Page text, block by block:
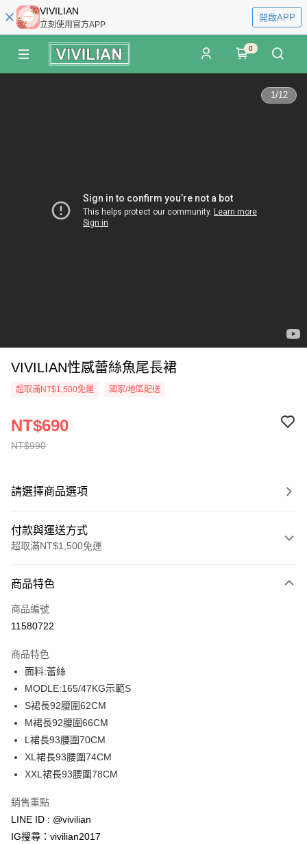
VIVILIAN
立刻使用官方APP
開啟APP
0
1/12
VIVILIAN性感蕾絲魚尾長裙
超取滿NT$1,500免運 國家/地區配送
NT$990
NT$690
請選擇商品選項
付款與運送方式
超取滿NT$1,500免運
信用卡一次付款
信用卡分期付款
合作金庫商業銀行
華南商業銀行
上海商業儲蓄銀行
國泰世華商業銀行
臺灣中小企業銀行
匯豐（台灣）商業銀行
聯邦商業銀行
元大商業銀行
玉山商業銀行
台灣樂天信用卡公司
超商取貨付款
LINE Pay
Apple Pay
街口支付
大哥付你分期
相關說明
商品特色
商品編號
11580722
商品特色
面料:蕾絲
MODLE:165/47KG示範S
S裙長92腰圍62CM
M裙長92腰圍66CM
L裙長93腰圍70CM
XL裙長93腰圍74CM
XXL裙長93腰圍78CM
銷售重點
LINE ID : @vivilian
IG搜尋：vivilian2017